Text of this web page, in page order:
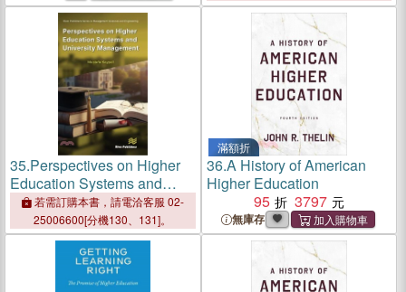
35.Perspectives on Higher
Education Systems and
University Management
若需訂購本書，請電洽客服 02-
25006600[分機130、131]。
滿額折
36.A History of American
Higher Education
95
3797
無庫存